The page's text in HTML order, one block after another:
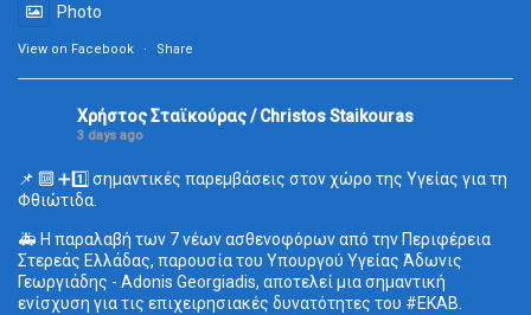
Photo
View on Facebook · Share
Χρήστος Σταϊκούρας / Christos Staikouras
3 days ago
📌 🔟 ➕1️⃣ σημαντικές παρεμβάσεις στον χώρο της Υγείας για τη
Φθιώτιδα.
🚑 Η παραλαβή των 7 νέων ασθενοφόρων από την Περιφέρεια
Στερεάς Ελλάδας, παρουσία του Υπουργού Υγείας Άδωνις
Γεωργιάδης - Adonis Georgiadis, αποτελεί μια σημαντική
ενίσχυση για τις επιχειρησιακές δυνατότητες του #ΕΚΑΒ.